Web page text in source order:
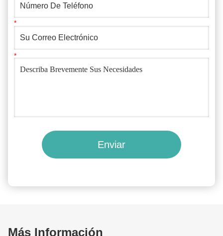
Enviar
Más Información